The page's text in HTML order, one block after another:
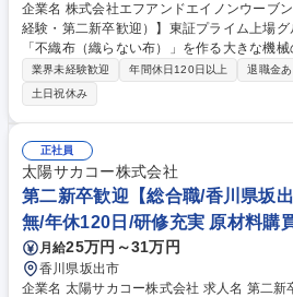
企業名 株式会社エフアンドエイノンウーブンズ 求人名 加古川【製造
経験・第二新卒歓迎）】東証プライム上場グループ
「不織布（織らない布）」を作る大きな機
ィルターやマスクの素材など、実は身近な
す。チームで動くので、未経験からでも安心
備： 決まったレシピ通りに原料を混ぜ合わ
視： 機械がスムーズに動いているか、温度
ニターでチェック。 仕上げ： 出来上がった
ないかを目で確認します。 運搬： 巻き取ら
次の工程へ運びます。 募集職種 加古川【製造（未経験・第二新卒歓
迎）】東証プライム上場グループで安定
業界未経験歓迎 年間休日120日以上 退職金あ
土日祝休み
正社員
太陽サカコー株式会社
第二新卒歓迎【総合職/香川県坂
無/年休120日/研修充実 原材料購
月給25万円～31万円
香川県坂出市
企業名 太陽サカコー株式会社 求人名 第二新卒歓迎【総合職/香川県坂出